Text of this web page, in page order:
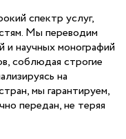
спектр услуг,
Мы переводим
и научных монографий
соблюдая строгие
на
мы гарантируем,
передан, не теряя